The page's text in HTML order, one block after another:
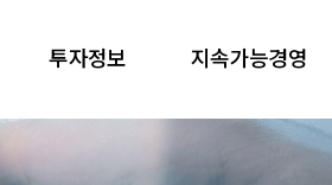
투자정보 지속가능경영